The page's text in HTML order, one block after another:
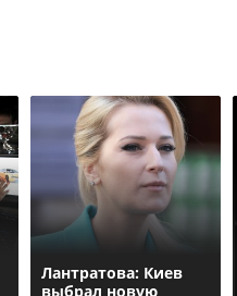
Лантратова: Киев
выбрал новую